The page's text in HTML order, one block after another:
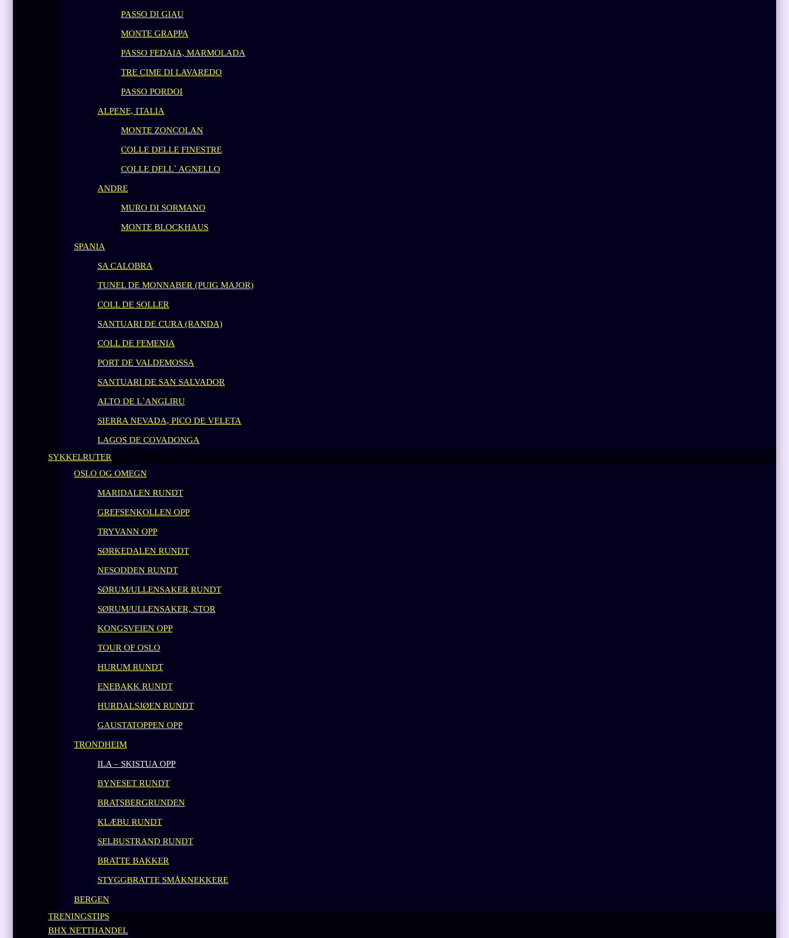
PASSO DI GIAU
MONTE GRAPPA
PASSO FEDAIA, MARMOLADA
TRE CIME DI LAVAREDO
PASSO PORDOI
ALPENE, ITALIA
MONTE ZONCOLAN
COLLE DELLE FINESTRE
COLLE DELL` AGNELLO
ANDRE
MURO DI SORMANO
MONTE BLOCKHAUS
SPANIA
SA CALOBRA
TUNEL DE MONNABER (PUIG MAJOR)
COLL DE SOLLER
SANTUARI DE CURA (RANDA)
COLL DE FEMENIA
PORT DE VALDEMOSSA
SANTUARI DE SAN SALVADOR
ALTO DE L`ANGLIRU
SIERRA NEVADA, PICO DE VELETA
LAGOS DE COVADONGA
SYKKELRUTER
OSLO OG OMEGN
MARIDALEN RUNDT
GREFSENKOLLEN OPP
TRYVANN OPP
SØRKEDALEN RUNDT
NESODDEN RUNDT
SØRUM/ULLENSAKER RUNDT
SØRUM/ULLENSAKER, STOR
KONGSVEIEN OPP
TOUR OF OSLO
HURUM RUNDT
ENEBAKK RUNDT
HURDALSJØEN RUNDT
GAUSTATOPPEN OPP
TRONDHEIM
ILA – SKISTUA OPP
BYNESET RUNDT
BRATSBERGRUNDEN
KLÆBU RUNDT
SELBUSTRAND RUNDT
BRATTE BAKKER
STYGGBRATTE SMÅKNEKKERE
BERGEN
TRENINGSTIPS
BHX NETTHANDEL